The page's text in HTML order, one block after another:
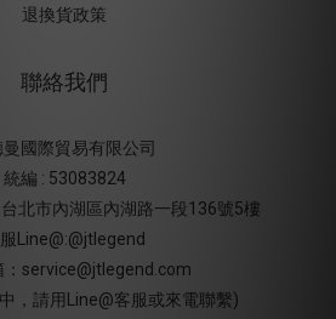
退換貨政策
聯絡我們
曼國際貿易有限公司
統編 : 53083824
北市內湖區內湖路一段136號5樓
Line@:@jtlegend
：service@jtlegend.com
，請用Line@客服或來電聯繫)